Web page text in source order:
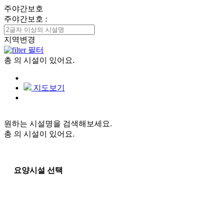
주야간보호
주야간보호 :
지역변경
필터
총 의 시설이 있어요.
지도보기
원하는 시설명을 검색해보세요.
총 의 시설이 있어요.
요양시설 선택